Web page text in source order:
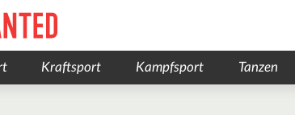
Kraftsport Kampfsport Tanzen